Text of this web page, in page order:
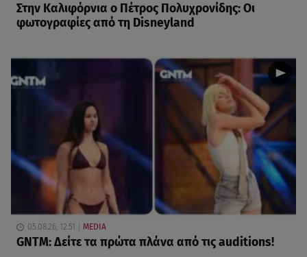
Στην Καλιφόρνια ο Πέτρος Πολυχρονίδης: Οι
φωτογραφίες από τη Disneyland
05.08.26, 12:51 MEDIA
GNTM: Δείτε τα πρώτα πλάνα από τις auditions!